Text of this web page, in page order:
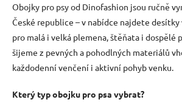
p
r
v
k
y
ý
i
v
á
n
Obojky pro psy od Dinofashion jsou ručně
České republice – v nabídce najdete desítky
pro malá i velká plemena, štěňata i dospělé
šijeme z pevných a pohodlných materiálů
každodenní venčení i aktivní pohyb venku.
Který typ obojku pro psa vybrat?